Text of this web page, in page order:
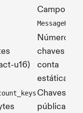
Campo 3
u16)
Número de
chaves de
conta
estáticas
Chaves
públicas